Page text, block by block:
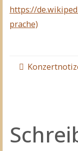
https://
prache)